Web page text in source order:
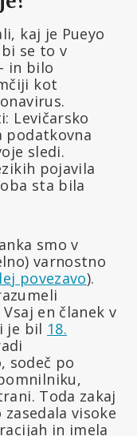
kaj je Pueyo
se to v
in bilo
kot
Levičarsko
podatkovna
sledi.
pojavila
sta bila
smo v
varnostno
povezavo).
en članek v
je bil 18.
sodeč po
Toda zakaj
visoke
in imela